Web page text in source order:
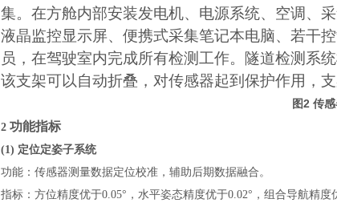
集。在方舱内部安装发电机、电源系统、空调、
液晶监控显示屏、便携式采集笔记本电脑、若干
员，在驾驶室内完成所有检测工作。隧道检测系
该支架可以自动折叠，对传感器起到保护作用，
图2 传
2 功能指标
(1) 定位定姿子系统
功能：传感器测量数据定位校准，辅助后期数据融合。
指标：方位精度优于0.05°，水平姿态精度优于0.02°，组合导航精度